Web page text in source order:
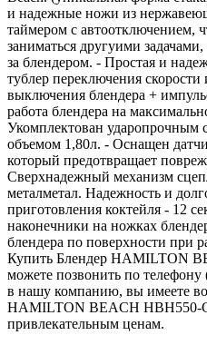
и надежные ножи из
таймером с автоотключением,
заниматься другуими
за блендером. - Простая и
тублер переключения
выключения блендера +
работа блендера на
Укомплектован ударопрочным
объемом 1,80л. - Оснащен
который предотвращает
Сверхнадежный механизм
металметал. Надежность и
приготовления коктейля - 12
наконечники на ножках
блендера по поверхности при
Купить Блендер HAMILTON
можете позвонить по
в нашу компанию, вы имеете
HAMILTON BEACH HBH550-
привлекательным ценам.